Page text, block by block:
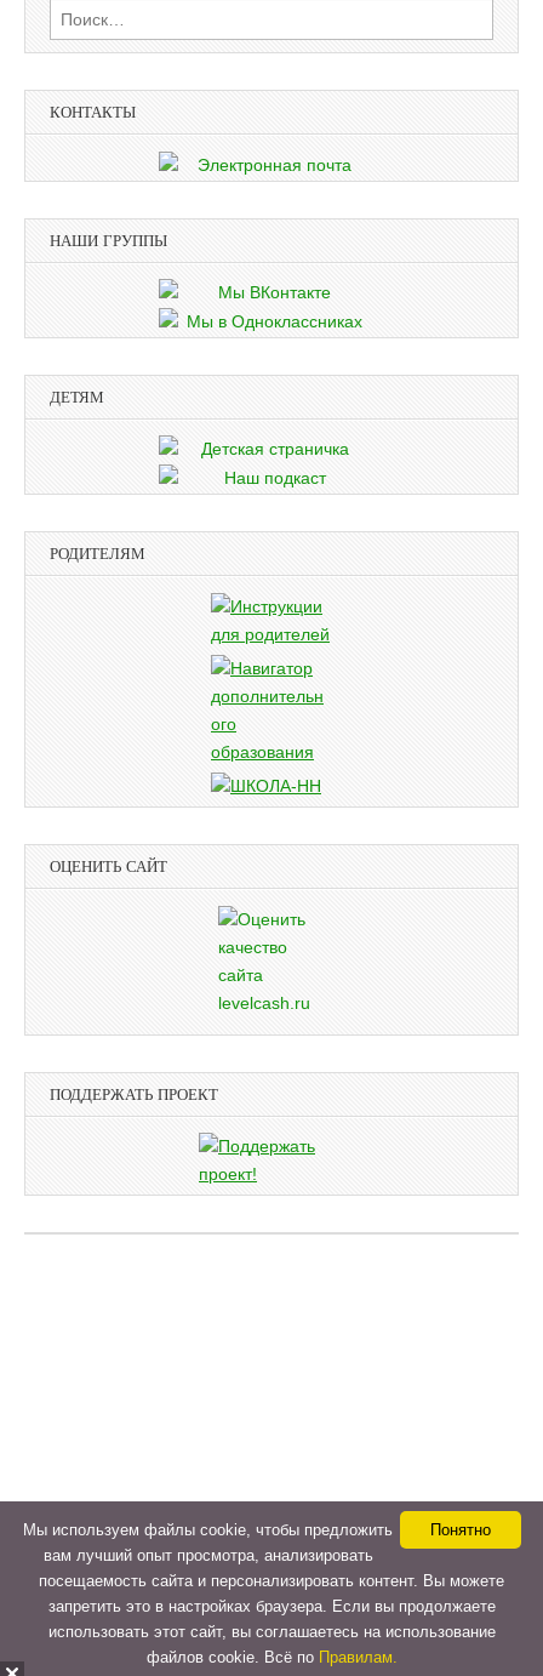
Найти:
КОНТАКТЫ
НАШИ ГРУППЫ
ДЕТЯМ
РОДИТЕЛЯМ
ОЦЕНИТЬ САЙТ
ПОДДЕРЖАТЬ ПРОЕКТ
Понятно
Мы используем файлы cookie, чтобы предложить
вам лучший опыт просмотра, анализировать
посещаемость сайта и персонализировать контент. Вы можете
запретить это в настройках браузера. Если вы продолжаете
использовать этот сайт, вы соглашаетесь на использование
файлов cookie. Всё по Правилам.